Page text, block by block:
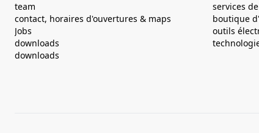
team
contact, horaires d'ouvertures & maps
Jobs
downloads
downloads
services
boutique
outils